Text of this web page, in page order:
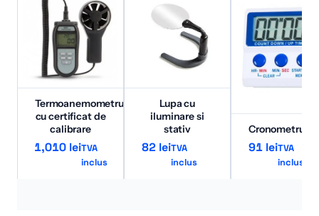
Termoanemometru
cu certificat de
calibrare
1,010 leiTVA
inclus
Lupa cu
iluminare si
stativ
82 leiTVA
inclus
Cronometru/
91 leiTVA
inclus